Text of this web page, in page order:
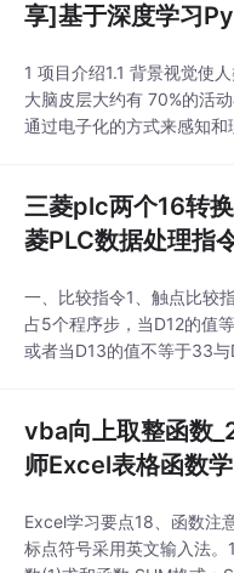
享]基于深度学习
1 项目介绍1.1 背景视觉使
大脑皮层大约有 70%的活
通过电子化的方式来感知
决、尚待探索的问题，但
年，
三菱plc两个16转
菱PLC数据处理指
一、比较指令1、触点比较
占5个程序步，当D12的值
或者当D13的值不等于33
时，M0为1，当C10=100
vba向上取整函数
师Excel表格函数
Excel学习要点18、函数注
标点符号采用英文输入法